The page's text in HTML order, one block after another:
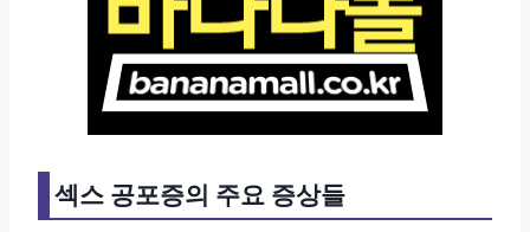
섹스 공포증의 주요 증상들